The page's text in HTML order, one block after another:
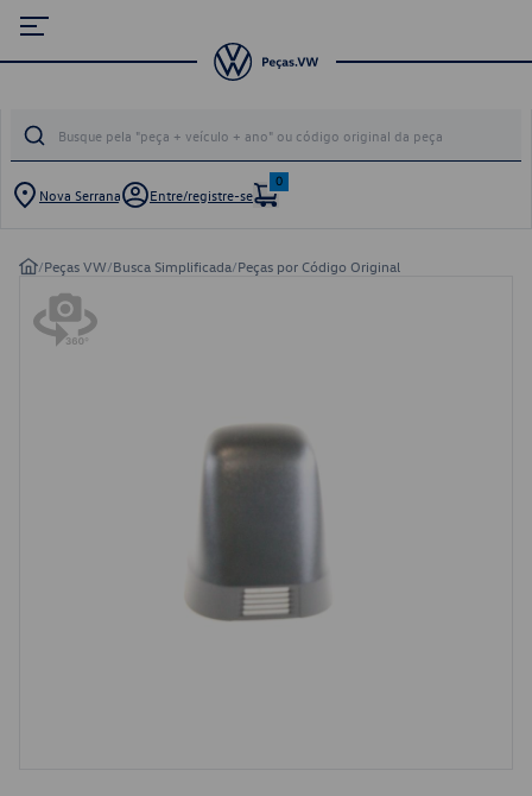
Nova Serrana Entre/registre-se
0
/Peças VW/Busca Simplificada/Peças por Código Original